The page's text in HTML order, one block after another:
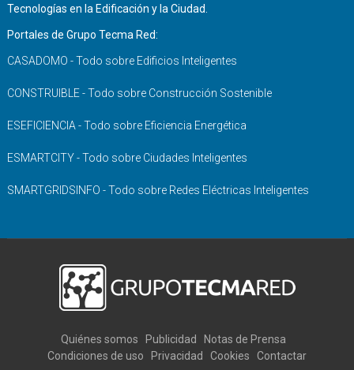
Tecnologías en la Edificación y la Ciudad.
Portales de Grupo Tecma Red:
CASADOMO - Todo sobre Edificios Inteligentes
CONSTRUIBLE - Todo sobre Construcción Sostenible
ESEFICIENCIA - Todo sobre Eficiencia Energética
ESMARTCITY - Todo sobre Ciudades Inteligentes
SMARTGRIDSINFO - Todo sobre Redes Eléctricas Inteligentes
Quiénes somos Publicidad
Notas de Prensa
Condiciones de uso
Privacidad Cookies Contactar